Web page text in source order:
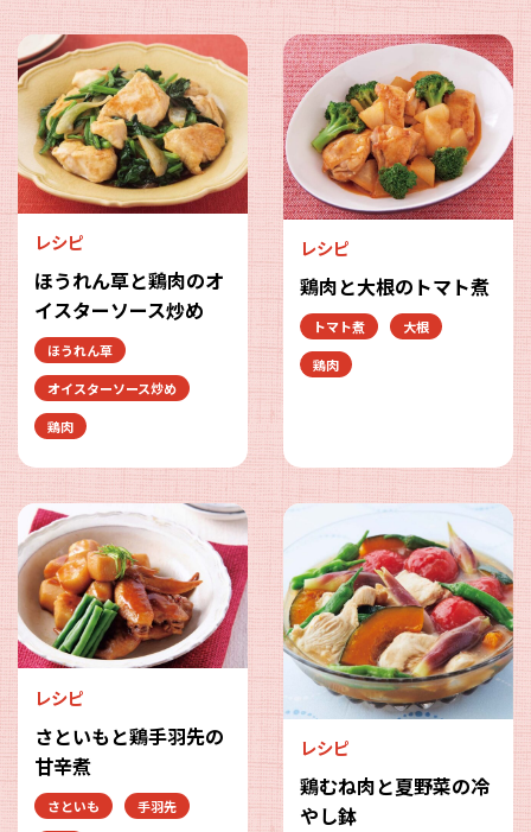
レシピ
ほうれん草と鶏肉のオ
イスターソース炒め
ほうれん草
オイスターソース炒め
鶏肉
レシピ
鶏肉と大根のトマト煮
トマト煮
大根
鶏肉
レシピ
さといもと鶏手羽先の
甘辛煮
さといも
手羽先
レシピ
鶏むね肉と夏野菜の冷
やし鉢